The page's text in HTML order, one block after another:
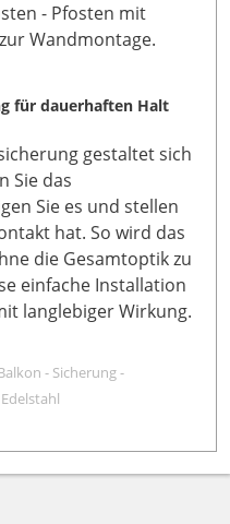
- Pfosten mit
Wandmontage.
für dauerhaften Halt
gestaltet sich
Sie das
Sie es und stellen
hat. So wird das
die Gesamtoptik zu
einfache Installation
langlebiger Wirkung.
- Sicherung -